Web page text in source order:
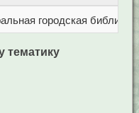
городская
тематику